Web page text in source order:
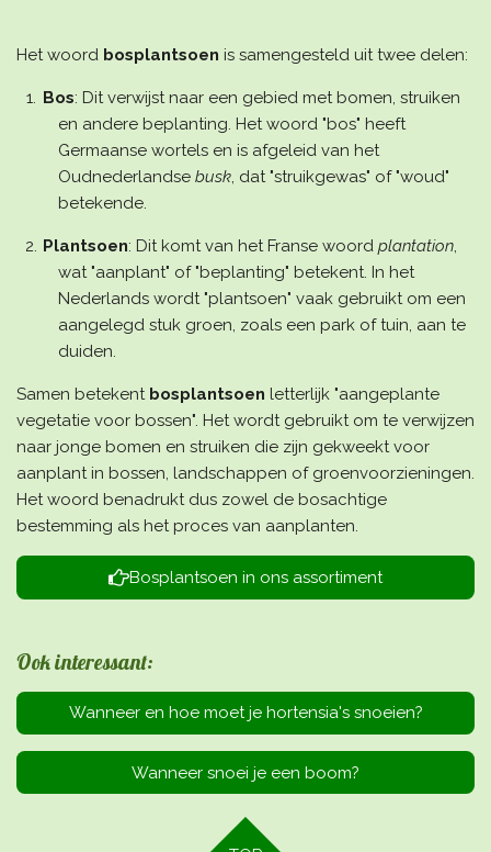
Het woord bosplantsoen is samengesteld uit twee delen:
Bos: Dit verwijst naar een gebied met bomen, struiken
en andere beplanting. Het woord "bos" heeft
Germaanse wortels en is afgeleid van het
Oudnederlandse busk, dat "struikgewas" of "woud"
betekende.
Plantsoen: Dit komt van het Franse woord plantation,
wat "aanplant" of "beplanting" betekent. In het
Nederlands wordt "plantsoen" vaak gebruikt om een
aangelegd stuk groen, zoals een park of tuin, aan te
duiden.
Samen betekent bosplantsoen letterlijk "aangeplante
vegetatie voor bossen". Het wordt gebruikt om te verwijzen
naar jonge bomen en struiken die zijn gekweekt voor
aanplant in bossen, landschappen of groenvoorzieningen.
Het woord benadrukt dus zowel de bosachtige
bestemming als het proces van aanplanten.
Bosplantsoen in ons assortiment
Ook interessant:
Wanneer en hoe moet je hortensia's snoeien?
Wanneer snoei je een boom?